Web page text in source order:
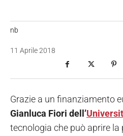
nb
11 Aprile 2018
Grazie a un finanziamento
Gianluca Fiori dell’
tecnologia che può aprire